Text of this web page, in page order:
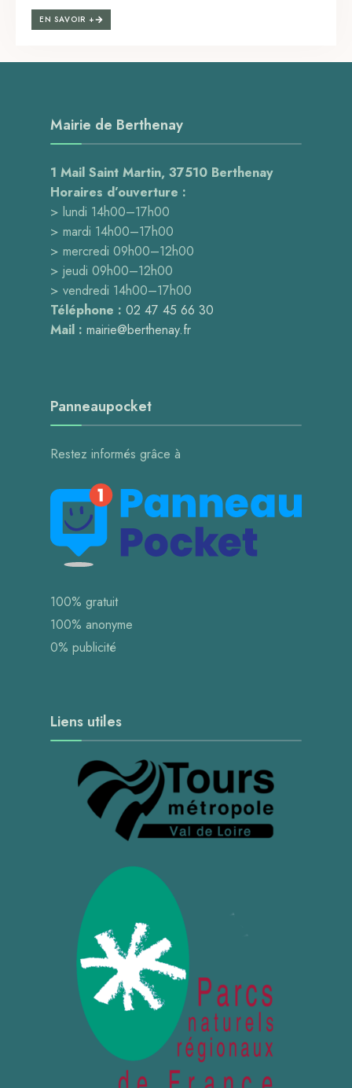
EN SAVOIR +
Mairie de Berthenay
1 Mail Saint Martin, 37510 Berthenay
Horaires d’ouverture :
> lundi 14h00–17h00
> mardi 14h00–17h00
> mercredi 09h00–12h00
> jeudi 09h00–12h00
> vendredi 14h00–17h00
Téléphone : 02 47 45 66 30
Mail : mairie@berthenay.fr
Panneaupocket
Restez informés grâce à
100% gratuit
100% anonyme
0% publicité
Liens utiles